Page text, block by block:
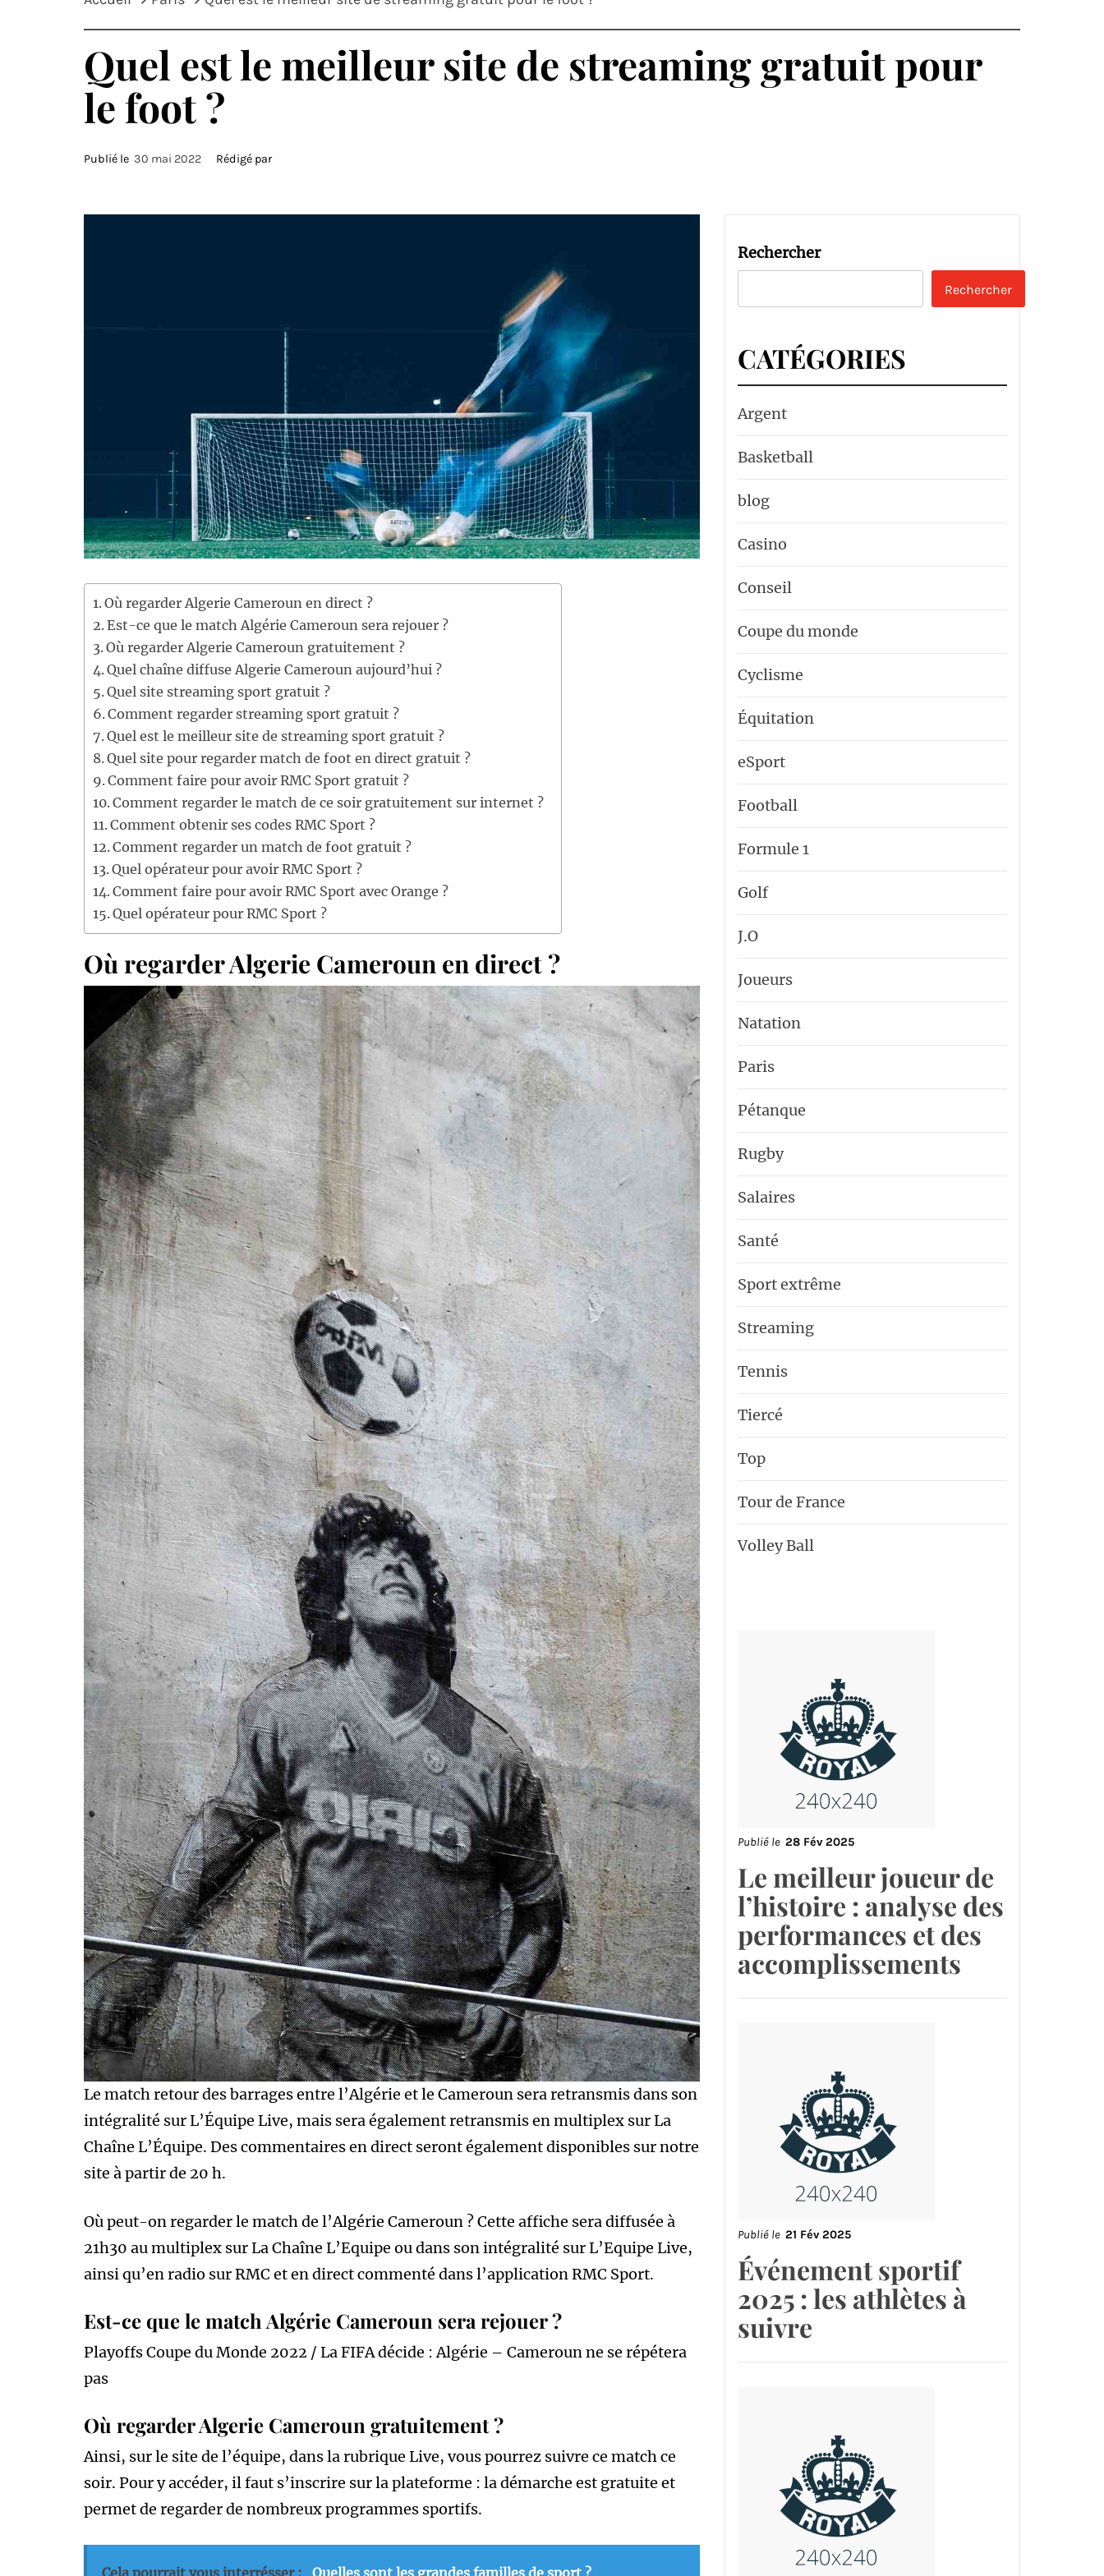
Quel est le meilleur site de streaming gratuit pour
le foot ?
Publié le 30 mai 2022 Rédigé par
Où regarder Algerie Cameroun en direct ?
Est-ce que le match Algérie Cameroun sera rejouer ?
Où regarder Algerie Cameroun gratuitement ?
Quel chaîne diffuse Algerie Cameroun aujourd’hui ?
Quel site streaming sport gratuit ?
Comment regarder streaming sport gratuit ?
Quel est le meilleur site de streaming sport gratuit ?
Quel site pour regarder match de foot en direct gratuit ?
Comment faire pour avoir RMC Sport gratuit ?
Comment regarder le match de ce soir gratuitement sur internet ?
Comment obtenir ses codes RMC Sport ?
Comment regarder un match de foot gratuit ?
Quel opérateur pour avoir RMC Sport ?
Comment faire pour avoir RMC Sport avec Orange ?
Quel opérateur pour RMC Sport ?
Où regarder Algerie Cameroun en direct ?
Le match retour des barrages entre l’Algérie et le Cameroun sera retransmis dans son
intégralité sur L’Équipe Live, mais sera également retransmis en multiplex sur La
Chaîne L’Équipe. Des commentaires en direct seront également disponibles sur notre
site à partir de 20 h.
Où peut-on regarder le match de l’Algérie Cameroun ? Cette affiche sera diffusée à
21h30 au multiplex sur La Chaîne L’Equipe ou dans son intégralité sur L’Equipe Live,
ainsi qu’en radio sur RMC et en direct commenté dans l’application RMC Sport.
Est-ce que le match Algérie Cameroun sera rejouer ?
Playoffs Coupe du Monde 2022 / La FIFA décide : Algérie – Cameroun ne se répétera
pas
Où regarder Algerie Cameroun gratuitement ?
Ainsi, sur le site de l’équipe, dans la rubrique Live, vous pourrez suivre ce match ce
soir. Pour y accéder, il faut s’inscrire sur la plateforme : la démarche est gratuite et
permet de regarder de nombreux programmes sportifs.
Cela pourrait vous interrésser : Quelles sont les grandes familles de sport ?
Rechercher
Rechercher
CATÉGORIES
Argent
Basketball
blog
Casino
Conseil
Coupe du monde
Cyclisme
Équitation
eSport
Football
Formule 1
Golf
J.O
Joueurs
Natation
Paris
Pétanque
Rugby
Salaires
Santé
Sport extrême
Streaming
Tennis
Tiercé
Top
Tour de France
Volley Ball
Publié le 28 Fév 2025
Le meilleur joueur de
l’histoire : analyse des
performances et des
accomplissements
Publié le 21 Fév 2025
Événement sportif
2025 : les athlètes à
suivre